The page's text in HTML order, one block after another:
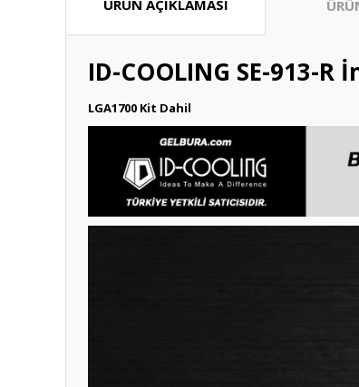
ÜRÜN AÇIKLAMASI
ID-COOLING SE-913-
LGA1700 Kit Dahil